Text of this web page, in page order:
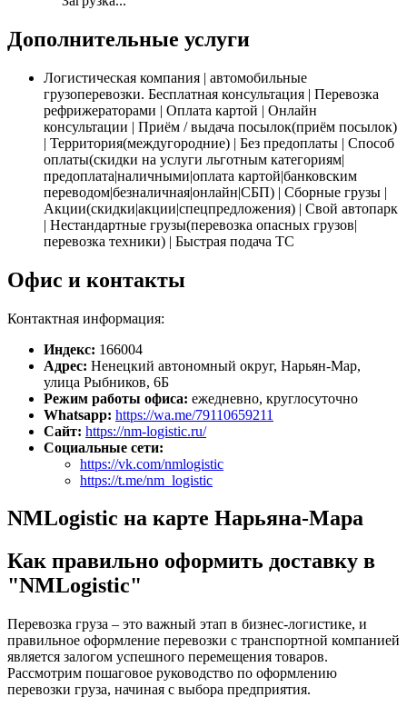
Дополнительные услуги
Логистическая компания | автомобильные
грузоперевозки. Бесплатная консультация | Перевозка
рефрижераторами | Оплата картой | Онлайн
консультации | Приём / выдача посылок(приём посылок)
| Территория(междугородние) | Без предоплаты | Способ
оплаты(скидки на услуги льготным категориям|
предоплата|наличными|оплата картой|банковским
переводом|безналичная|онлайн|СБП) | Сборные грузы |
Акции(скидки|акции|спецпредложения) | Свой автопарк
| Нестандартные грузы(перевозка опасных грузов|
перевозка техники) | Быстрая подача ТС
Офис и контакты
Контактная информация:
Индекс: 166004
Адрес: Ненецкий автономный округ, Нарьян-Мар,
улица Рыбников, 6Б
Режим работы офиса: ежедневно, круглосуточно
Whatsapp: https://wa.me/79110659211
Сайт: https://nm-logistic.ru/
Социальные сети:
https://vk.com/nmlogistic
https://t.me/nm_logistic
NMLogistic на карте Нарьяна-Мара
Как правильно оформить доставку в
"NMLogistic"
Перевозка груза – это важный этап в бизнес-логистике, и
правильное оформление перевозки с транспортной компанией
является залогом успешного перемещения товаров.
Рассмотрим пошаговое руководство по оформлению
перевозки груза, начиная с выбора предприятия.